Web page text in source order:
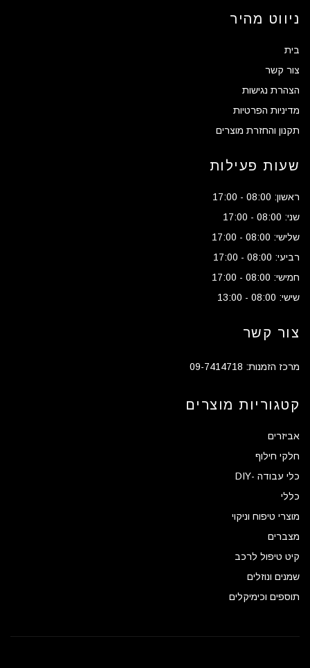
ניווט מהיר
בית
צור קשר
הצהרת נגישות
מדיניות הפרטיות
תקנון והחזרת מוצרים
שעות פעילות
ראשון: 08:00 - 17:00
שני: 08:00 - 17:00
שלישי: 08:00 - 17:00
רביעי: 08:00 - 17:00
חמישי: 08:00 - 17:00
שישי: 08:00 - 13:00
צור קשר
מרכז הזמנות: 09-7414718
קטגוריות מוצרים
אביזרים
חלקי חילוף
כלי עבודה -DIY
כללי
מוצרי טיפוח וניקוי
מצברים
קיט טיפול לרכב
שמנים ונוזלים
תוספים וכימיקלים